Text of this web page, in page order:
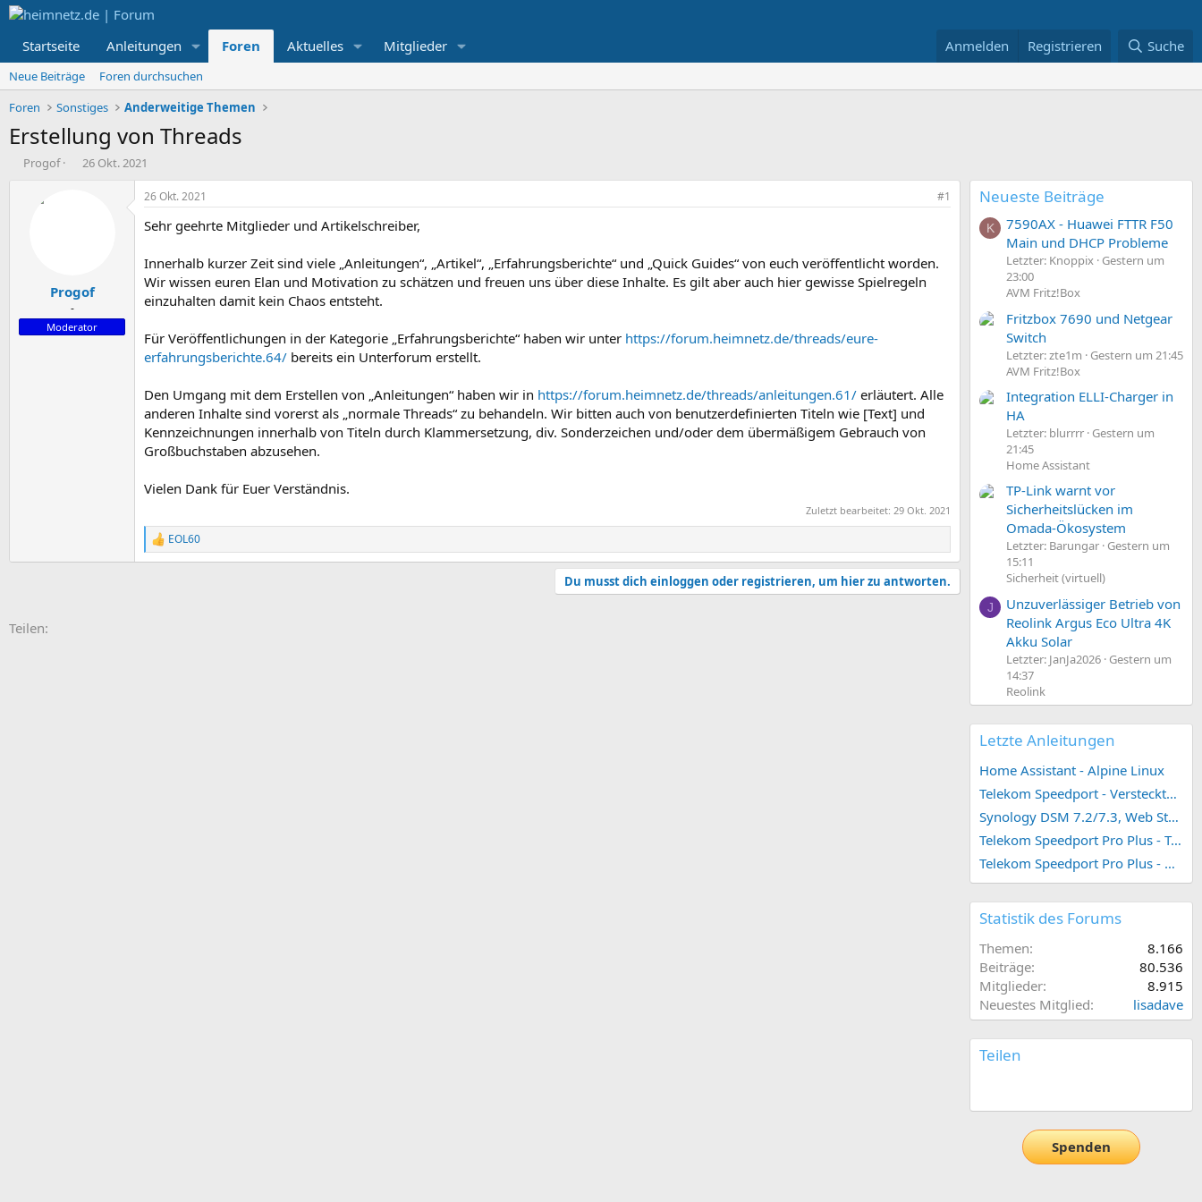
Startseite Anleitungen Foren Aktuelles Mitglieder Anmelden Registrieren Suche
Neue Beiträge
Foren durchsuchen
Foren
Sonstiges Anderweitige Themen
Erstellung von Threads
E
Progof
E
a
26 Okt. 2021
Progof
-
Moderator
26 Okt. 2021 #1
Sehr geehrte Mitglieder und Artikelschreiber,
Innerhalb kurzer Zeit sind viele „Anleitungen“, „Artikel“, „Erfahrungsberichte“ und „Quick Guides“ von euch veröffentlicht worden.
Wir wissen euren Elan und Motivation zu schätzen und freuen uns über diese Inhalte. Es gilt aber auch hier gewisse Spielregeln
einzuhalten damit kein Chaos entsteht.
Für Veröffentlichungen in der Kategorie „Erfahrungsberichte“ haben wir unter https://forum.heimnetz.de/threads/eure-
erfahrungsberichte.64/ bereits ein Unterforum erstellt.
Den Umgang mit dem Erstellen von „Anleitungen“ haben wir in https://forum.heimnetz.de/threads/anleitungen.61/ erläutert. Alle
anderen Inhalte sind vorerst als „normale Threads“ zu behandeln. Wir bitten auch von benutzerdefinierten Titeln wie [Text] und
Kennzeichnungen innerhalb von Titeln durch Klammersetzung, div. Sonderzeichen und/oder dem übermäßigem Gebrauch von
Großbuchstaben abzusehen.
Vielen Dank für Euer Verständnis.
Zuletzt bearbeitet: 29 Okt. 2021
R
e
EOL60
Du musst dich einloggen oder registrieren, um hier zu antworten.
Teilen:
Neueste Beiträge
K
7590AX - Huawei FTTR F50
Main und DHCP Probleme
Letzter: Knoppix Gestern um
23:00
AVM Fritz!Box
Fritzbox 7690 und Netgear
Switch
Letzter: zte1m
Gestern um 21:45
AVM Fritz!Box
Integration ELLI-Charger in
HA
Letzter: blurrrr Gestern um
21:45
Home Assistant
TP-Link warnt vor
Sicherheitslücken im
Omada-Ökosystem
Letzter: Barungar Gestern um
15:11
Sicherheit (virtuell)
J
Unzuverlässiger Betrieb von
Reolink Argus Eco Ultra 4K
Akku Solar
Letzter: JanJa2026 Gestern um
14:37
Reolink
Letzte Anleitungen
Home Assistant - Alpine Linux
Telekom Speedport - Versteckte Konfigurationen
Synology DSM 7.2/7.3, Web Station 4, Webdienst und Webportal erstellen (ehemals vHost)
Telekom Speedport Pro Plus - Telefonie einrichten
Telekom Speedport Pro Plus - Netzwerk einrichten
Statistik des Forums
Themen
8.166
Beiträge
80.536
Mitglieder
8.915
Neuestes Mitglied
lisadave
Teilen
Spenden